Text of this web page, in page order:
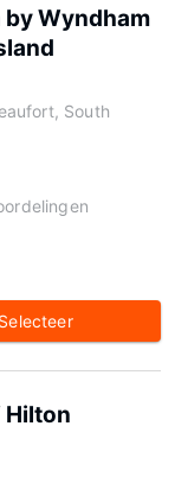
Wyndham
South
Selecteer
Hilton